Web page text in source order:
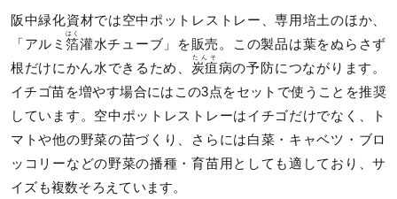
阪中緑化資材では空中ポットレストレー、専用培土のほか、
「アルミ箔
はく
灌水チューブ」を販売。この製品は葉をぬらさず
根だけにかん水できるため、 炭疽
たんそ
病の予防につながります。
イチゴ苗を増やす場合にはこの3点をセットで使うことを推奨
しています。空中ポットレストレーはイチゴだけでなく、ト
マトや他の野菜の苗づくり、さらには白菜・キャベツ・ブロ
ッコリーなどの野菜の播種・育苗用としても適しており、サ
イズも複数そろえています。